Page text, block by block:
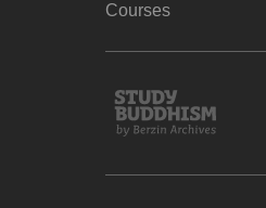
Courses
Study
Buddhism